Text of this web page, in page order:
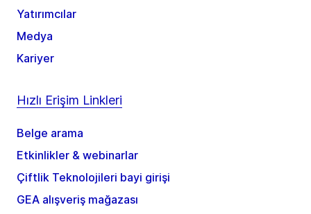
Yatırımcılar
Medya
Kariyer
Hızlı Erişim Linkleri
Belge arama
Etkinlikler & webinarlar
Çiftlik Teknolojileri bayi girişi
GEA alışveriş mağazası